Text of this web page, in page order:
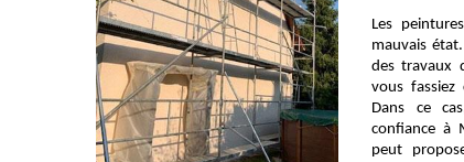
Les
mauvais
des travaux
vous fassiez
Dans ce
confiance à
peut